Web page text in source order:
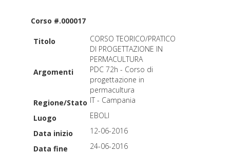
Corso #.000017
Titolo
CORSO TEORICO/PRATICO
DI PROGETTAZIONE IN
PERMACULTURA
Argomenti
PDC 72h - Corso di
progettazione in
permacultura
Regione/Stato IT - Campania
Luogo
EBOLI
Data inizio
12-06-2016
Data fine
24-06-2016